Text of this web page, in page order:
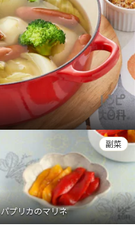
とうもろこし
ヤ
パプリカのマリネ
副菜